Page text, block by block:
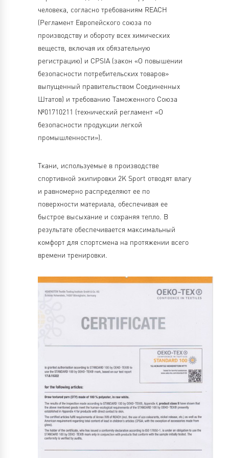
человека, согласно требованиям REACH
(Регламент Европейского союза по
производству и обороту всех химических
веществ, включая их обязательную
регистрацию) и CPSIA (закон «О повышении
безопасности потребительских товаров»
выпущенный правительством Соединенных
Штатов) и требованию Таможенного Союза
№01710211 (технический регламент «О
безопасности продукции легкой
промышленности»).
Ткани, используемые в производстве
спортивной экипировки 2K Sport отводят влагу
и равномерно распределяют ее по
поверхности материала, обеспечивая ее
быстрое высыхание и сохраняя тепло. В
результате обеспечивается максимальный
комфорт для спортсмена на протяжении всего
времени тренировки.